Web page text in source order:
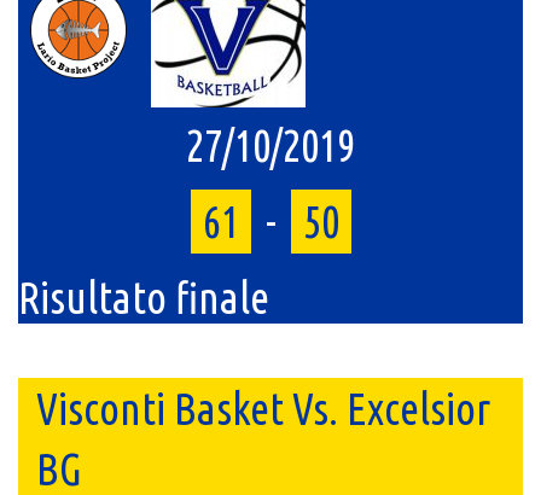
27/10/2019
61
-
50
Risultato finale
Visconti Basket Vs. Excelsior
BG